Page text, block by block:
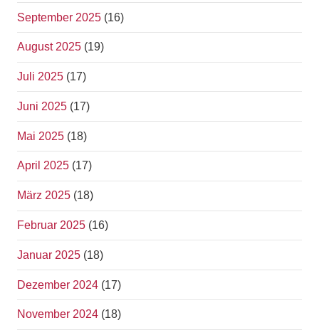
September 2025 (16)
August 2025 (19)
Juli 2025 (17)
Juni 2025 (17)
Mai 2025 (18)
April 2025 (17)
März 2025 (18)
Februar 2025 (16)
Januar 2025 (18)
Dezember 2024 (17)
November 2024 (18)